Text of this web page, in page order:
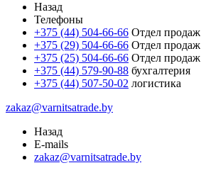
Назад
Телефоны
+375 (44) 504-66-66 Отдел продаж
+375 (29) 504-66-66 Отдел продаж
+375 (25) 504-66-66 Отдел продаж
+375 (44) 579-90-88 бухгалтерия
+375 (44) 507-50-02 логистика
zakaz@varnitsatrade.by
Назад
E-mails
zakaz@varnitsatrade.by